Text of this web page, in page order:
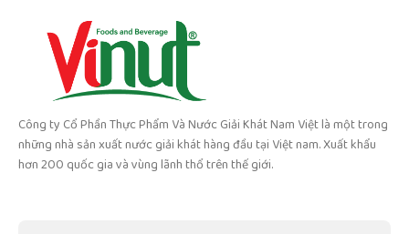
Công ty Cổ Phần Thực Phẩm Và Nước Giải Khát Nam Việt là một trong
những nhà sản xuất nước giải khát hàng đầu tại Việt nam. Xuất khẩu
hơn 200 quốc gia và vùng lãnh thổ trên thế giới.